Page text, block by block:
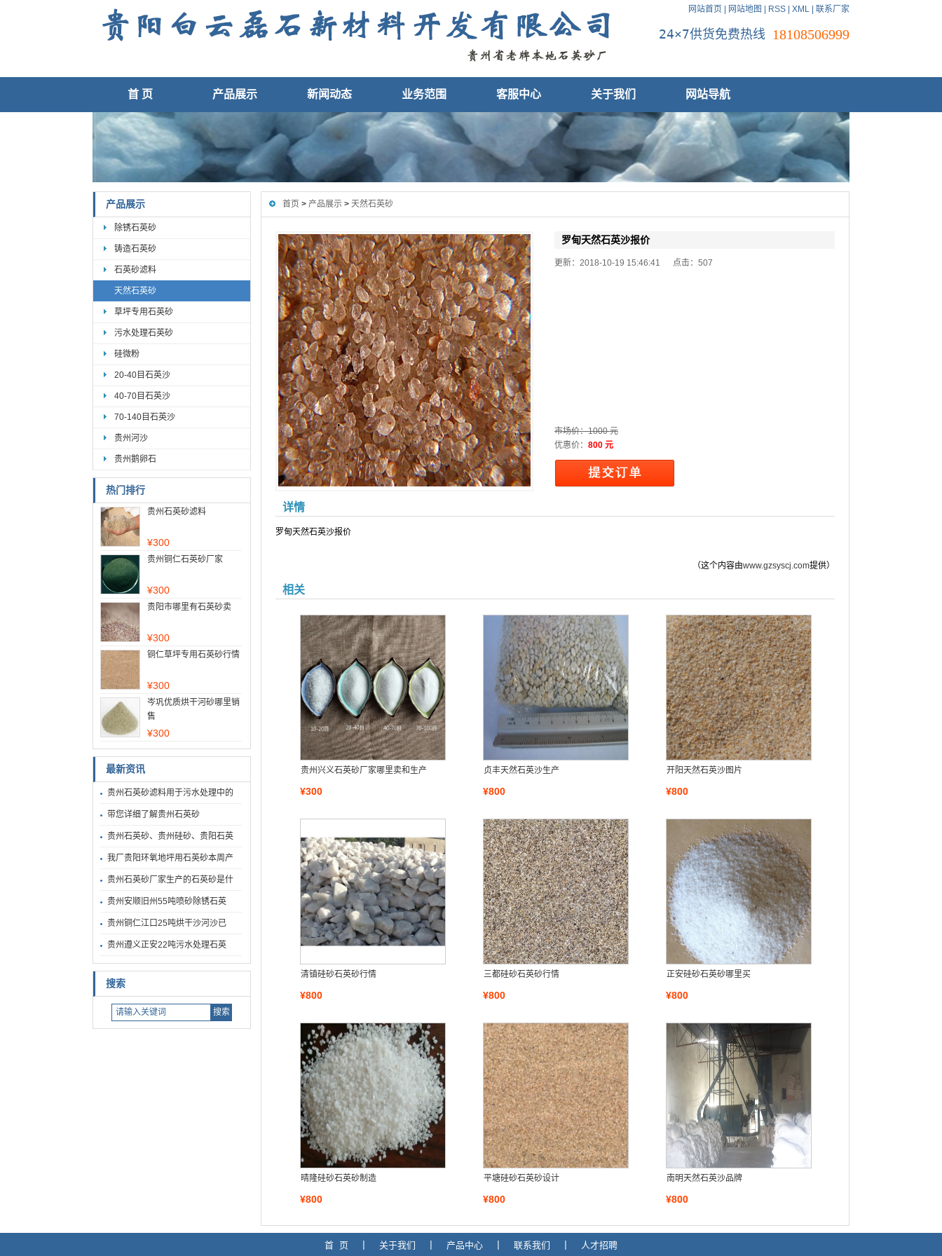
网站首页 网站地图 RSS XML 联系厂家
18108506999
24×7供货免费热线
首 页 产品展示 新闻动态 业务范围 客服中心 关于我们 网站导航
产品展示
除锈石英砂
铸造石英砂
石英砂滤料
天然石英砂
草坪专用石英砂
污水处理石英砂
硅微粉
20-40目石英沙
40-70目石英沙
70-140目石英沙
贵州河沙
贵州鹅卵石
热门排行
贵州石英砂滤料
¥300
贵州铜仁石英砂厂家
¥300
贵阳市哪里有石英砂卖
¥300
铜仁草坪专用石英砂行情
¥300
岑巩优质烘干河砂哪里销
售
¥300
最新资讯
贵州石英砂滤料用于污水处理中的
带您详细了解贵州石英砂
贵州石英砂、贵州硅砂、贵阳石英
我厂贵阳环氧地坪用石英砂本周产
贵州石英砂厂家生产的石英砂是什
贵州安顺旧州55吨喷砂除锈石英
贵州铜仁江口25吨烘干沙河沙已
贵州遵义正安22吨污水处理石英
搜索
首页 > 产品展示 > 天然石英砂
罗甸天然石英沙报价
更新：2018-10-19 15:46:41 点击： 507
市场价：1000 元
优惠价： 800 元
详情
罗甸天然石英沙报价
（这个内容由www.gzsyscj.com提供）
相关
贵州兴义石英砂厂家哪里卖和生产
¥300
贞丰天然石英沙生产
¥800
开阳天然石英沙图片
¥800
清镇硅砂石英砂行情
¥800
三都硅砂石英砂行情
¥800
正安硅砂石英砂哪里买
¥800
晴隆硅砂石英砂制造
¥800
平塘硅砂石英砂设计
¥800
南明天然石英沙品牌
¥800
首 页 关于我们 产品中心 联系我们 人才招聘